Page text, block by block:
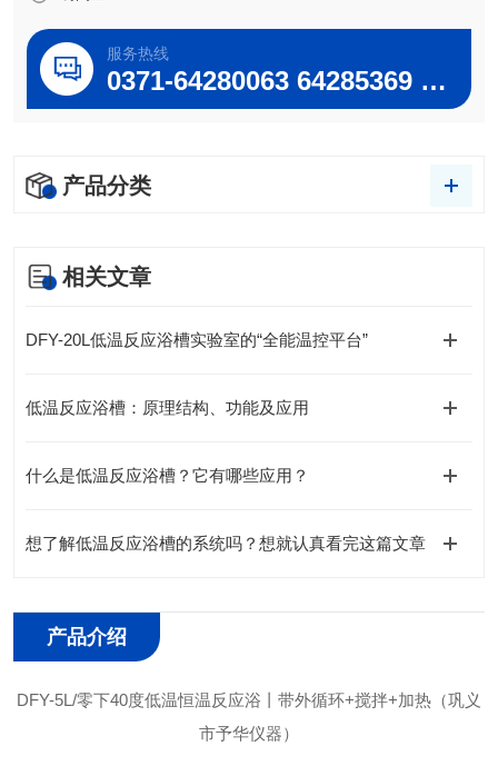
服务热线
0371-64280063 64285369 64285222
产品分类
相关文章
DFY-20L低温反应浴槽实验室的“全能温控平台”
低温反应浴槽：原理结构、功能及应用
什么是低温反应浴槽？它有哪些应用？
想了解低温反应浴槽的系统吗？想就认真看完这篇文章
产品介绍
DFY-5L/零下40度低温恒温反应浴丨带外循环+搅拌+加热（巩义
市予华仪器）